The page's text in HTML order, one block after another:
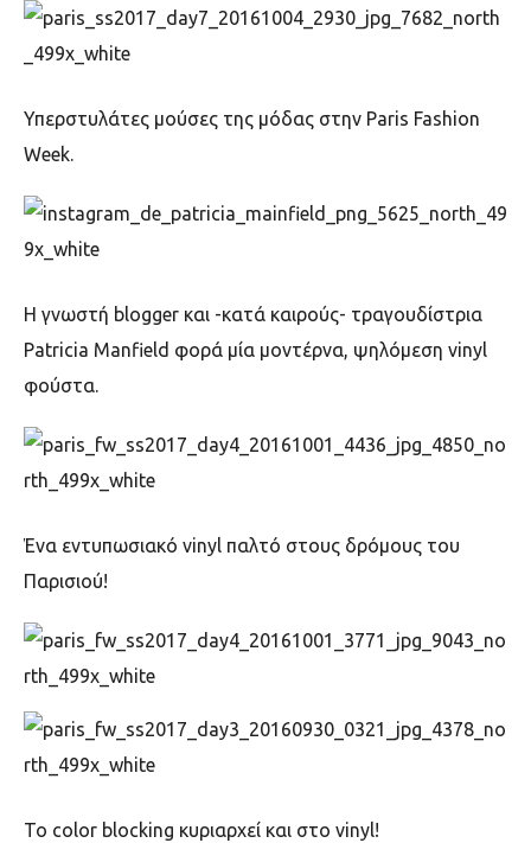
Υπερστυλάτες μούσες της μόδας στην Paris Fashion
Week.
H γνωστή blogger και -κατά καιρούς- τραγουδίστρια
Patricia Manfield φορά μία μοντέρνα, ψηλόμεση vinyl
φούστα.
Ένα εντυπωσιακό vinyl παλτό στους δρόμους του
Παρισιού!
Το color blocking κυριαρχεί και στο vinyl!